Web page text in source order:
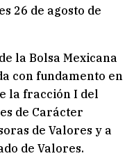
26 de agosto de
la Bolsa Mexicana
con fundamento en
la fracción I del
de Carácter
de Valores y a
de Valores.